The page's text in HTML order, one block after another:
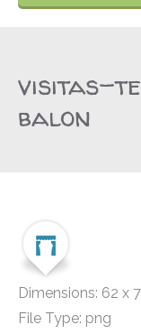
visitas-
balon
Dimensions: 62 x
File Type: png